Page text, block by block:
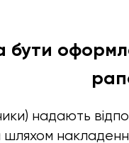
бути
надають
шляхом